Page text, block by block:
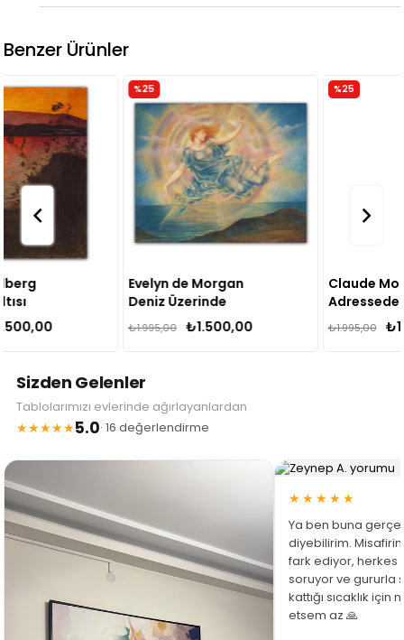
Benzer Ürünler
Evelyn de Morgan
Deniz Üzerinde
Çoban Yıldızı Kanvas
Tablo
₺1.500,00
₺1.995,00
%25
Claude Monet Sainte
Adressedeki Plaj
Kanvas Tablo₺1.500,00
₺1.995,00
Sizden Gelenler
Tablolarımızı evlerinde ağırlayanlardan
★★★★★5.0· 16 değerlendirme
★★★★★
Ya ben buna
diyebilirim.
fark ediyor, herkes
soruyor ve gururla
kattığı sıcaklık
etsem az 🙏